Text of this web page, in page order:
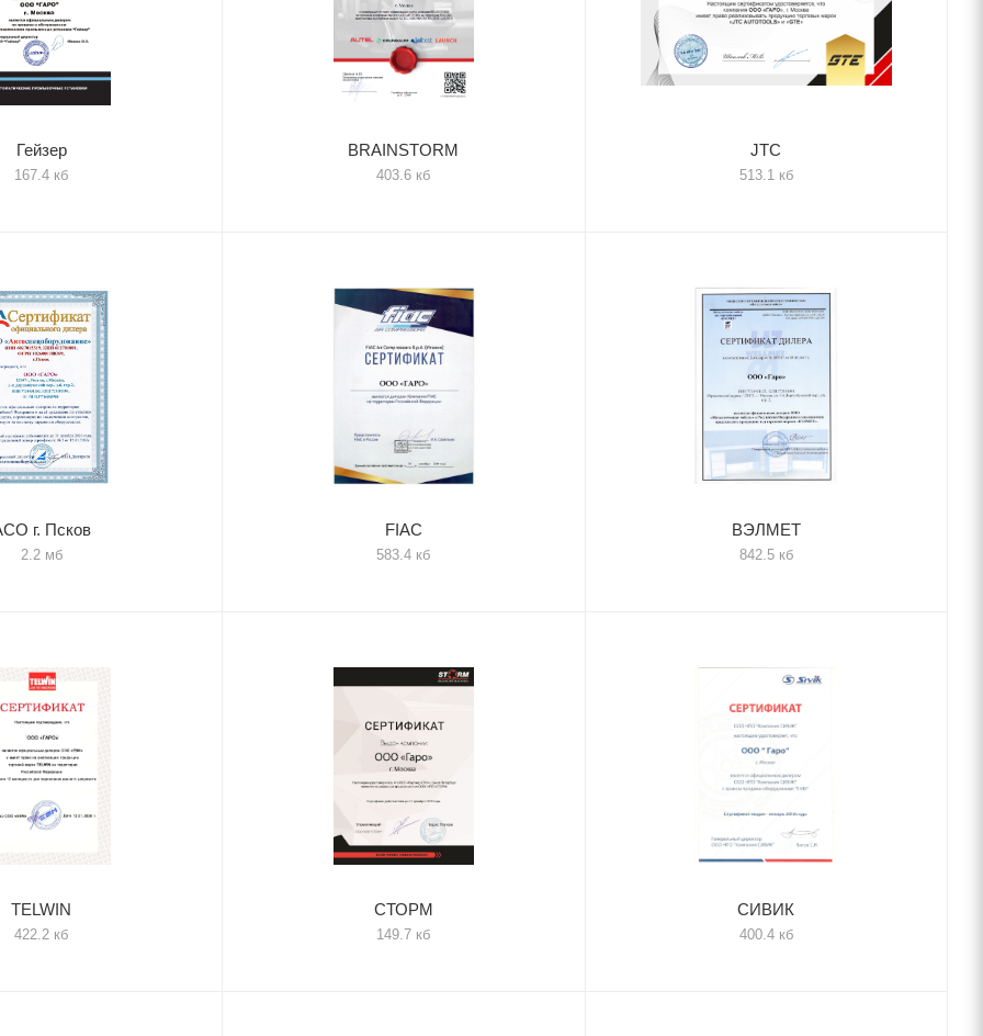
Гейзер
167.4 кб
BRAINSTORM
403.6 кб
JTC
513.1 кб
г. Псков
2.2 мб
FIAC
583.4 кб
ВЭЛМЕТ
842.5 кб
TELWIN
422.2 кб
СТОРМ
149.7 кб
СИВИК
400.4 кб